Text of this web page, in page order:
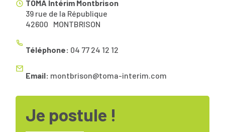
TOMA Intérim Montbrison
39 rue de la République
MONTBRISON
42600
Téléphone: 04 77 24 12 12
Email: montbrison@toma-interim.com
Je postule !